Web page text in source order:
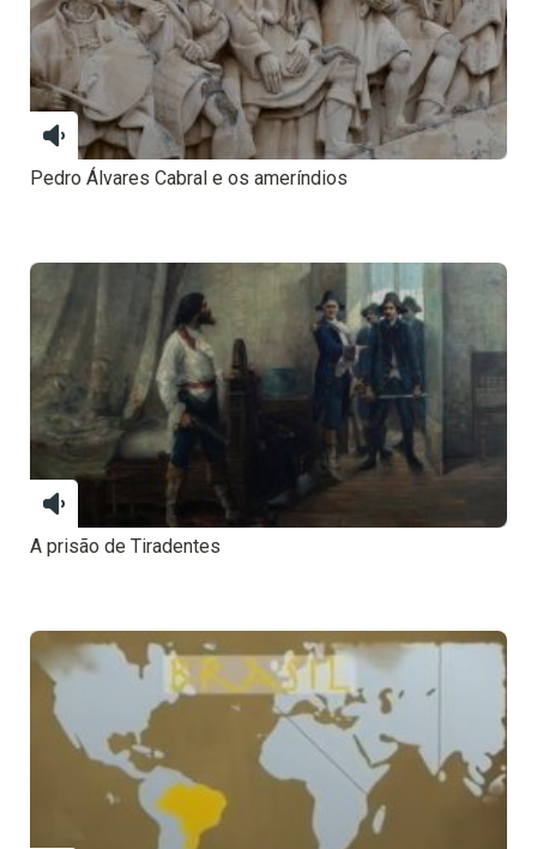
Pedro Álvares Cabral e os ameríndios
A prisão de Tiradentes